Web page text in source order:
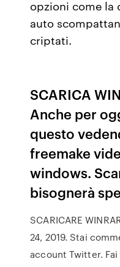
opzioni come la
auto
criptati.
SCARICA
Anche per
questo
freemake
windows.
bisognerà
SCARICARE
24, 2019. Stai
account Twitter.